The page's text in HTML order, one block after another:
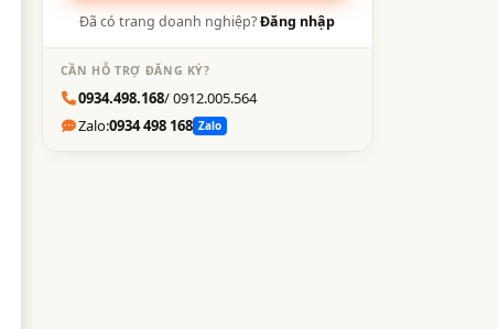
Đã có trang doanh nghiệp?Đăng nhập
CẦN HỖ TRỢ ĐĂNG KÝ?
0934.498.168/ 0912.005.564
Zalo:0934 498 168 Zalo